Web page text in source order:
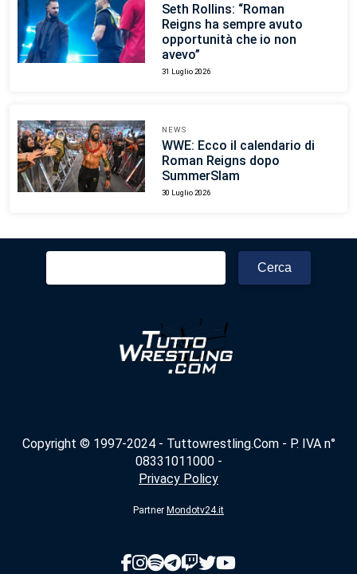
Seth Rollins: “Roman
Reigns ha sempre avuto
opportunità che io non
avevo”
31 Luglio 2026
NEWS
WWE: Ecco il calendario di
Roman Reigns dopo
SummerSlam
30 Luglio 2026
Ricerca
Copyright © 1997-2024 - Tuttowrestling.Com - P. IVA n°
08331011000 -
Privacy Policy
Partner Mondotv24.it